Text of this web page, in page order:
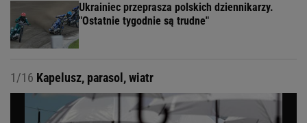
Ukrainiec przeprasza polskich dziennikarzy.
"Ostatnie tygodnie są trudne"
1/16 Kapelusz, parasol, wiatr